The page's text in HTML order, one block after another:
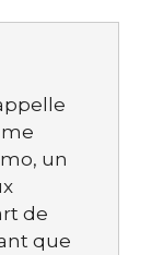
un
de
que